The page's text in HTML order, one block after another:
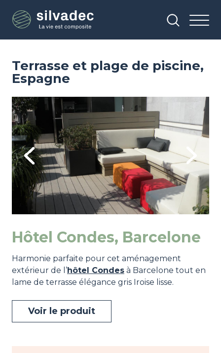
contenu
Terrasse et plage de piscine,
Espagne
Previous
Image
Next
Hôtel Condes, Barcelone
Harmonie parfaite pour cet aménagement
extérieur de l’hôtel Condes à Barcelone tout en
lame de terrasse élégance gris Iroise lisse.
Voir le produit